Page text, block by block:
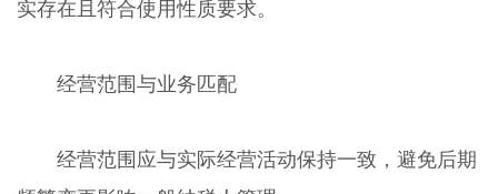
实存在且符合使用性质要求。
经营范围与业务匹配
经营范围应与实际经营活动保持一致，避免后期